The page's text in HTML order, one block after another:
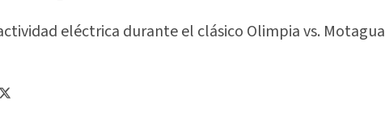
eléctrica durante el clásico Olimpia vs. Motagua